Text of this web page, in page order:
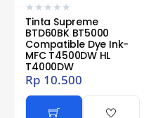
★ ★ ★ ★ ★
Tinta Supreme
BTD60BK BT5000
Compatible Dye Ink-
MFC T4500DW HL
T4000DW
Rp 10.500